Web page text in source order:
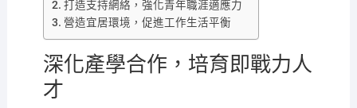
打造支持網絡，強化青年職涯適應力
營造宜居環境，促進工作生活平衡
深化產學合作，培育即戰力人
才